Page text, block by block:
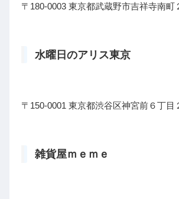
〒180-0003 東京都武蔵野市吉祥寺南町
水曜日のアリス東京
〒150-0001 東京都渋谷区神宮前６丁目
雑貨屋ｍｅｍｅ